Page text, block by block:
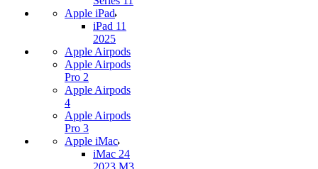
Apple iPad
iPad 11
2025
Apple Airpods
Apple Airpods
Pro 2
Apple Airpods
4
Apple Airpods
Pro 3
Apple iMac
iMac 24
2023 M3